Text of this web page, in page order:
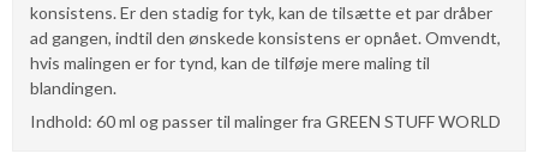
konsistens. Er den stadig for tyk, kan de tilsætte et par dråber
ad gangen, indtil den ønskede konsistens er opnået. Omvendt,
hvis malingen er for tynd, kan de tilføje mere maling til
blandingen.
Indhold: 60 ml og passer til malinger fra GREEN STUFF WORLD